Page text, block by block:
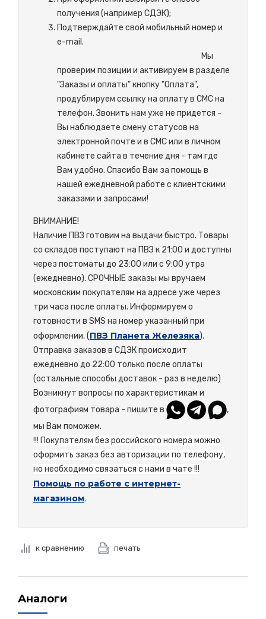
получения (например СДЭК);
Подтверждайте свой мобильный номер и
e-mail.
Мы
проверим позиции и активируем в разделе
"Заказы и оплаты" кнопку "Оплата",
продублируем ссылку на оплату в СМС на
телефон. Звонить нам уже не придется -
Вы наблюдаете смену статусов на
электронной почте и в СМС или в личном
кабинете сайта в течение дня - там где
Вам удобно. Спасибо Вам за помощь в
нашей ежедневной работе с клиентскими
заказами и запросами!
ВНИМАНИЕ!
Наличие ПВЗ готовим на выдачи быстро. Товары
со складов поступают на ПВЗ к 21:00 и доступны
через постоматы до 23:00 или с 9:00 утра
(ежедневно). СРОЧНЫЕ заказы мы вручаем
московским покупателям на адресе уже через
три часа после оплаты. Информируем о
готовности в SMS на номер указанный при
оформлении. (ПВЗ Планета Железяка).
Отправка заказов в СДЭК происходит
ежедневно до 22:00 только после оплаты
(остальные способы доставок - раз в неделю)
Возникнут вопросы по характеристикам и
фотографиям товара - пишите в
,
мы Вам поможем.
!!! Покупателям без российского номера можно
оформить заказ без авторизации по телефону,
но необходимо связаться с нами в чате !!!
Помощь по работе с интернет-
магазином.
к сравнению печать
Аналоги